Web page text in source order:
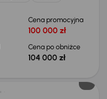
Cena promocyjna
100 000 zł
Cena po obniżce
104 000 zł